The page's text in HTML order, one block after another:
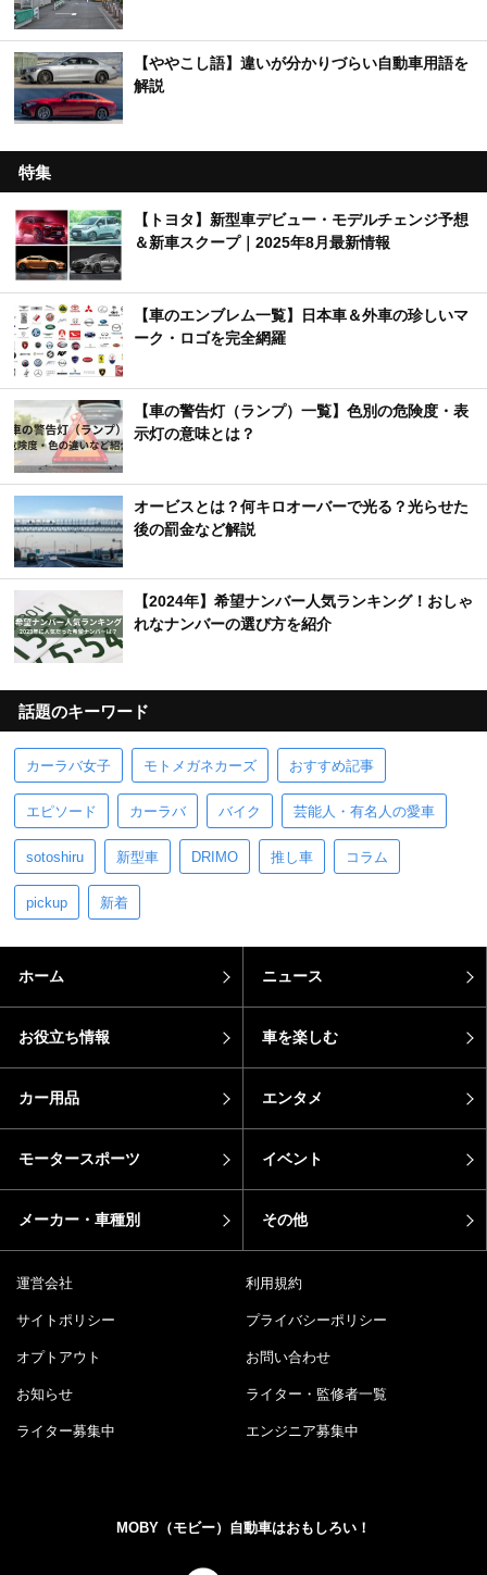
【ややこし語】違いが分かりづらい自動車用語を
解説
特集
【トヨタ】新型車デビュー・モデルチェンジ予想
＆新車スクープ｜2025年8月最新情報
【車のエンブレム一覧】日本車＆外車の珍しいマ
ーク・ロゴを完全網羅
【車の警告灯（ランプ）一覧】色別の危険度・表
示灯の意味とは？
オービスとは？何キロオーバーで光る？光らせた
後の罰金など解説
【2024年】希望ナンバー人気ランキング！おしゃ
れなナンバーの選び方を紹介
話題のキーワード
カーラバ女子 モトメガネカーズ おすすめ記事
エピソード カーラバ バイク 芸能人・有名人の愛車
sotoshiru 新型車 DRIMO 推し車 コラム
pickup 新着
ホーム ニュース
お役立ち情報 車を楽しむ
カー用品 エンタメ
モータースポーツ イベント
メーカー・車種別 その他
運営会社 利用規約
サイトポリシー プライバシーポリシー
オプトアウト お問い合わせ
お知らせ ライター・監修者一覧
ライター募集中 エンジニア募集中
MOBY（モビー）自動車はおもしろい！